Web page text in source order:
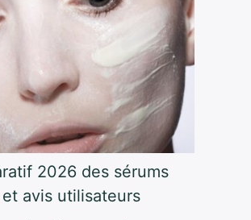
2026 des sérums
avis utilisateurs